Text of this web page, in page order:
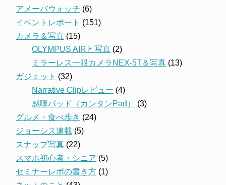
アメーバウォッチ (6)
イベントレポート (151)
カメラ＆写真 (15)
OLYMPUS AIRと写真 (2)
ミラーレス一眼カメラNEX-5T＆写真 (13)
ガジェット (32)
Narrative Clipレビュー (4)
感嘆パッド（カンタンPad）
(3)
グルメ・食べ歩き (24)
ジョーシス連載 (5)
スナップ写真 (22)
スマホ初心者・シニア (5)
セミナーレポの書き方 (1)